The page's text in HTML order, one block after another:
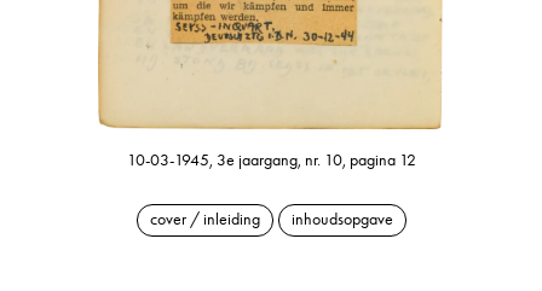
10-03-1945, 3e jaargang, nr. 10, pagina 12
cover / inleiding inhoudsopgave